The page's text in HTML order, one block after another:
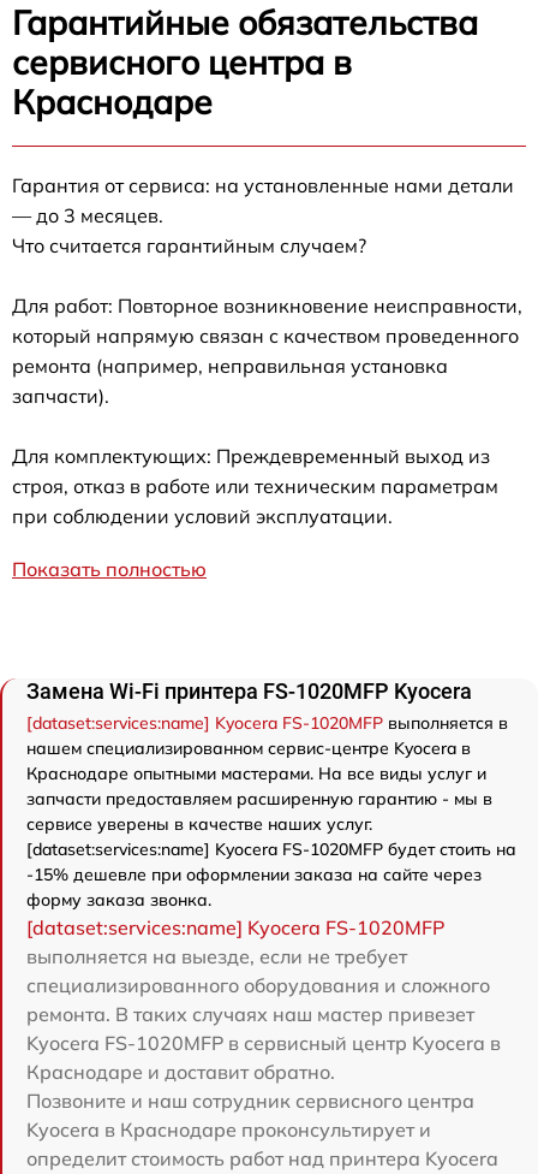
Гарантийные обязательства
сервисного центра в
Краснодаре
Гарантия от сервиса: на установленные нами детали
— до 3 месяцев.
Что считается гарантийным случаем?
Для работ: Повторное возникновение неисправности,
который напрямую связан с качеством проведенного
ремонта (например, неправильная установка
запчасти).
Для комплектующих: Преждевременный выход из
строя, отказ в работе или техническим параметрам
при соблюдении условий эксплуатации.
Показать полностью
Замена Wi-Fi принтера FS-1020MFP Kyocera
[dataset:services:name] Kyocera FS-1020MFP выполняется в
нашем специализированном сервис-центре Kyocera в
Краснодаре опытными мастерами. На все виды услуг и
запчасти предоставляем расширенную гарантию - мы в
сервисе уверены в качестве наших услуг.
[dataset:services:name] Kyocera FS-1020MFP будет стоить на
-15% дешевле при оформлении заказа на сайте через
форму заказа звонка.
[dataset:services:name] Kyocera FS-1020MFP
выполняется на выезде, если не требует
специализированного оборудования и сложного
ремонта. В таких случаях наш мастер привезет
Kyocera FS-1020MFP в сервисный центр Kyocera в
Краснодаре и доставит обратно.
Позвоните и наш сотрудник сервисного центра
Kyocera в Краснодаре проконсультирует и
определит стоимость работ над принтера Kyocera